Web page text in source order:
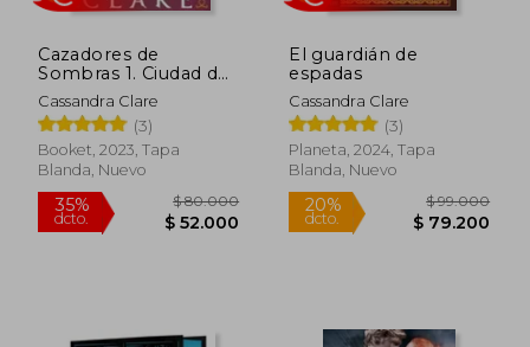
20%
dcto.
$ 59.000 20%
dcto.
Cazadores de
Sombras 1. Ciudad de
Hueso
Cassandra Clare
(3)
Booket, 2023, Tapa
Blanda, Nuevo
El guardián de
espadas
Cassandra Clare
(3)
Planeta, 2024, Tapa
Blanda, Nuevo